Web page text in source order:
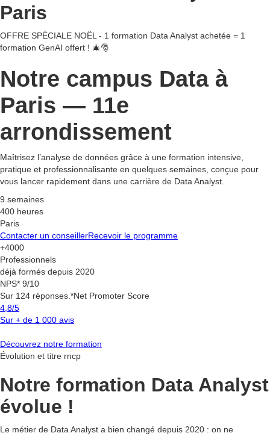
Paris
OFFRE SPÉCIALE NOËL - 1 formation Data Analyst achetée = 1
formation GenAI offert ! 🎄🎅
Notre campus Data à
Paris — 11e
arrondissement
Maîtrisez l’analyse de données grâce à une formation intensive,
pratique et professionnalisante en quelques semaines, conçue pour
vous lancer rapidement dans une carrière de Data Analyst.
9 semaines
400 heures
Paris
Contacter un conseillerRecevoir le programme
+4000
Professionnels
déjà formés depuis 2020
NPS* 9/10
Sur 124 réponses.*Net Promoter Score
4,8/5
Sur + de 1 000 avis
Découvrez notre formation
Évolution et titre rncp
Notre formation Data Analyst
évolue !
Le métier de Data Analyst a bien changé depuis 2020 : on ne